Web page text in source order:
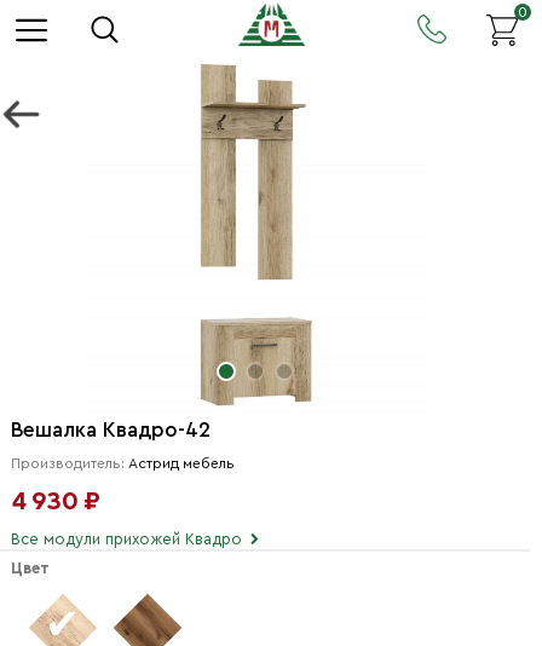
0
Вешалка Квадро-42
Производитель: Астрид мебель
4 930 ₽
Цвет
Все модули прихожей Квадро